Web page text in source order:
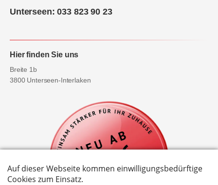
Unterseen: 033 823 90 23
Hier finden Sie uns
Breite 1b
3800 Unterseen-Interlaken